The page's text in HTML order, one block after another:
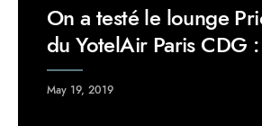
On a testé le lounge
du YotelAir Paris CDG
May 19, 2019